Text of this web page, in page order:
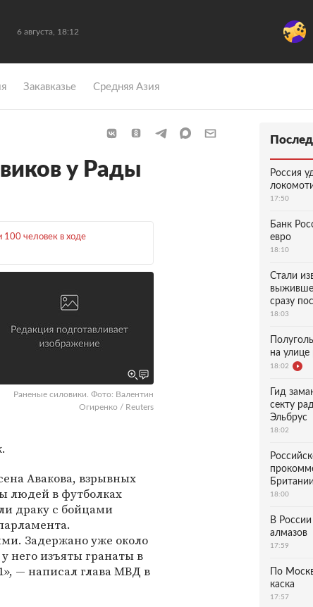
6 августа, 18:12
Закавказье Средняя Азия
у Рады
человек в ходе
Раненые силовики. Фото: Валентин
Огиренко / Reuters
Авакова, взрывных
людей в футболках
драку с бойцами
Задержано уже около
него изъяты гранаты в
— написал глава МВД в
Россия
17:50
Банк
евро
18:10
Стали
сразу
18:03
на улице
18:02
Гид
секту
Эльбрус
18:02
Британии
18:00
В
алмазов
17:59
По
каска
17:57